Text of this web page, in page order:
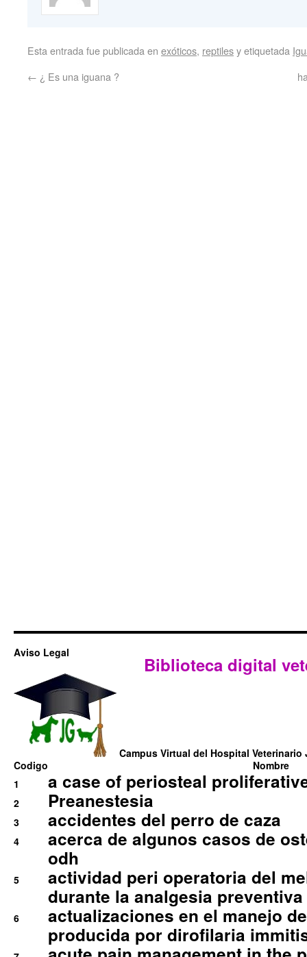
Esta entrada fue publicada en exóticos, reptilesy etiquetada
← ¿ Es una iguana ?
Aviso Legal
Biblioteca digital
Campus Virtual del Hospital Veterinario
Codigo
Nombre
1
a case of periosteal
2 Preanestesia
3 accidentes del perro de caza
4
acerca de algunos casos de
odh
5
actividad peri operatoria del
durante la analgesia
6
actualizaciones en el manejo
producida por dirofilaria